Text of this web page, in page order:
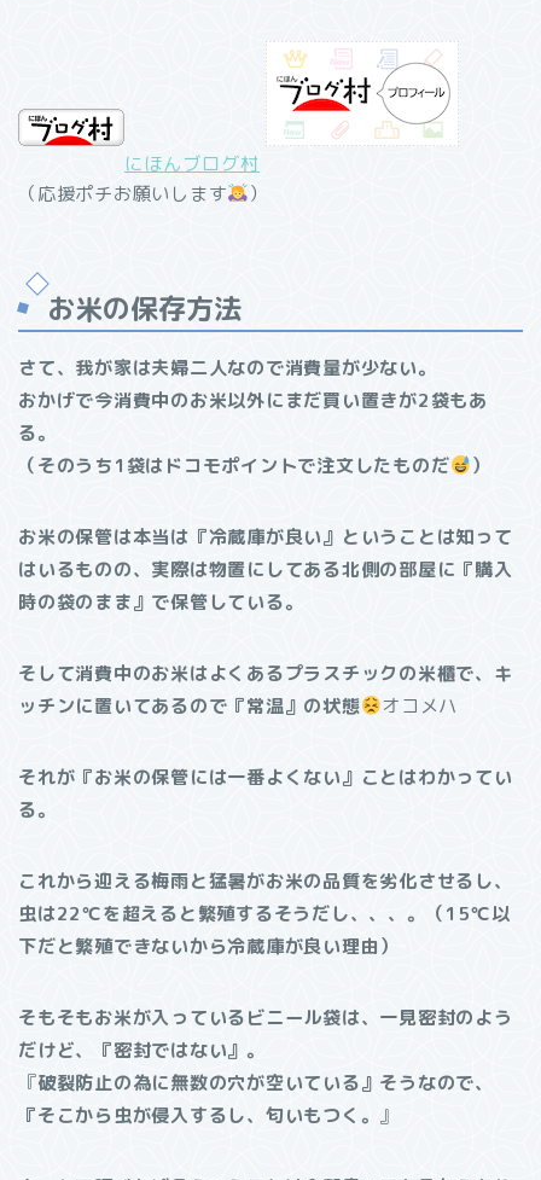
にほんブログ村
（応援ポチお願いします
）
お米の保存方法
さて、我が家は夫婦二人なので消費量が少ない。
おかげで今消費中のお米以外にまだ買い置きが2袋もあ
る。
（そのうち1袋はドコモポイントで注文したものだ
）
お米の保管は本当は『冷蔵庫が良い』ということは知って
はいるものの、実際は物置にしてある北側の部屋に『購入
時の袋のまま』で保管している。
そして消費中のお米はよくあるプラスチックの米櫃で、キ
ッチンに置いてあるので『常温』の状態
オコメハ
それが『お米の保管には一番よくない』ことはわかってい
る。
これから迎える梅雨と猛暑がお米の品質を劣化させるし、
虫は22℃を超えると繁殖するそうだし、、、。（15℃以
下だと繁殖できないから冷蔵庫が良い理由）
そもそもお米が入っているビニール袋は、一見密封のよう
だけど、『密封ではない』。
『破裂防止の為に無数の穴が空いている』そうなので、
『そこから虫が侵入するし、匂いもつく。 』